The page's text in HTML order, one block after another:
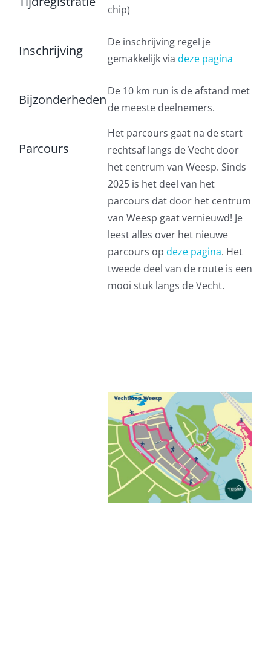
chip)
Inschrijving
De inschrijving regel je
gemakkelijk via deze pagina
Bijzonderheden
De 10 km run is de afstand met
de meeste deelnemers.
Parcours
Het parcours gaat na de start
rechtsaf langs de Vecht door
het centrum van Weesp. Sinds
2025 is het deel van het
parcours dat door het centrum
van Weesp gaat vernieuwd! Je
leest alles over het nieuwe
parcours op deze pagina. Het
tweede deel van de route is een
mooi stuk langs de Vecht.